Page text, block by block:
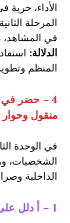
الأداء، حرية
المرحلة الثانية
في
الدلالة:
المنظم
4 –
حضر في
منقول
في الوحدة
الشخصيات،
الداخلية
1 – أ دلل